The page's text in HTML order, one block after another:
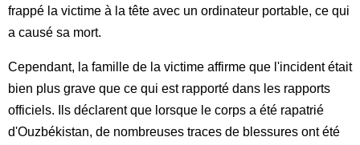
frappé la victime à la tête avec un ordinateur portable, ce qui
a causé sa mort.
Cependant, la famille de la victime affirme que l'incident était
bien plus grave que ce qui est rapporté dans les rapports
officiels. Ils déclarent que lorsque le corps a été rapatrié
d'Ouzbékistan, de nombreuses traces de blessures ont été